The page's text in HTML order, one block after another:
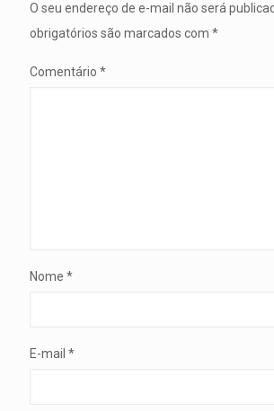
O seu endereço de e-mail não será
obrigatórios são marcados com *
Comentário *
Nome *
E-mail *